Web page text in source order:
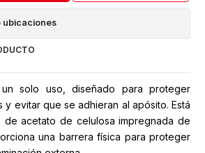
ubicaciones
solo uso, diseñado para proteger
y evitar que se adhieran al apósito. Está
de acetato de celulosa impregnada de
una barrera física para proteger